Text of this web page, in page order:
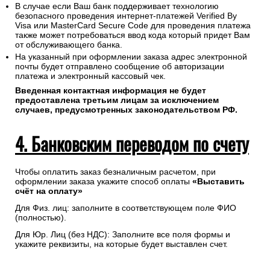
В случае если Ваш банк поддерживает технологию
безопасного проведения интернет-платежей Verified By
Visa или MasterCard Secure Code для проведения платежа
также может потребоваться ввод кода который придет Вам
от обслуживающего банка.
На указанный при оформлении заказа адрес электронной
почты будет отправлено сообщение об авторизации
платежа и электронный кассовый чек.
Введенная контактная информация не будет
предоставлена третьим лицам за исключением
случаев, предусмотренных законодательством РФ.
4. Банковским переводом по счету
Чтобы оплатить заказ безналичным расчетом, при
оформлении заказа укажите способ оплаты «Выставить
счёт на оплату»
Для Физ. лиц: заполните в соответствующем поле ФИО
(полностью).
Для Юр. Лиц (без НДС): Заполните все поля формы и
укажите реквизиты, на которые будет выставлен счет.